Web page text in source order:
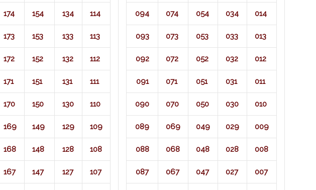
174 154 134 114
173 153 133 113
172 152 132 112
171 151 131 111
170 150 130 110
169 149 129 109
168 148 128 108
167 147 127 107
094 074 054 034 014
093 073 053 033 013
092 072 052 032 012
091 071​ 051 031 011
090 070 050 030 010
089 069 049 029 009
088 068 048 028 008
087 067 047 027 007